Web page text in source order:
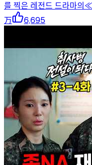
를 찍은 레전드 드라마의
万
6,695